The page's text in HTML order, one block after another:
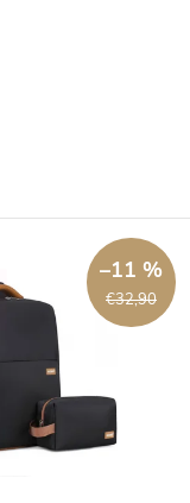
€32,90
–11 %